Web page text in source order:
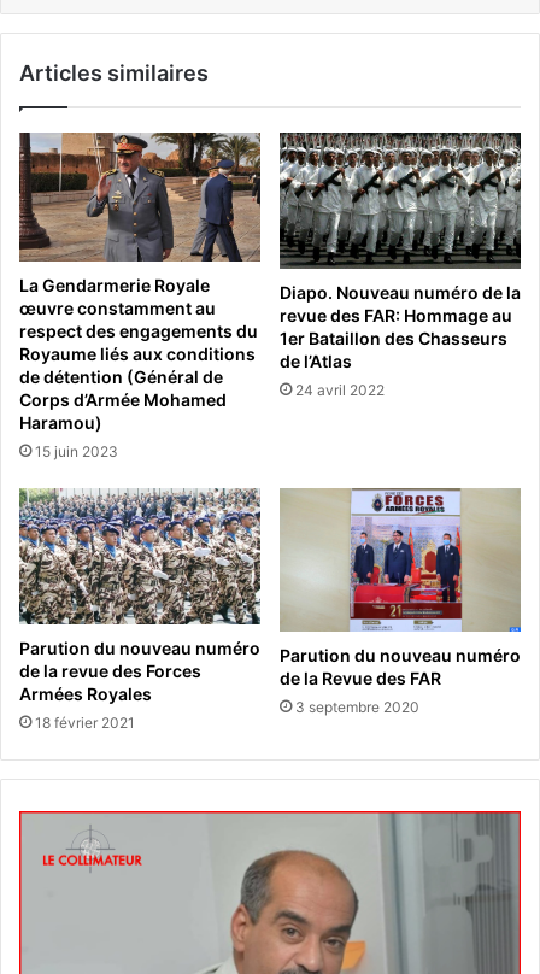
Articles similaires
La Gendarmerie Royale
œuvre constamment au
respect des engagements du
Royaume liés aux conditions
de détention (Général de
Corps d’Armée Mohamed
Haramou)
15 juin 2023
Diapo. Nouveau numéro de la
revue des FAR: Hommage au
1er Bataillon des Chasseurs
de l’Atlas
24 avril 2022
Parution du nouveau numéro
de la revue des Forces
Armées Royales
18 février 2021
Parution du nouveau numéro
de la Revue des FAR
3 septembre 2020